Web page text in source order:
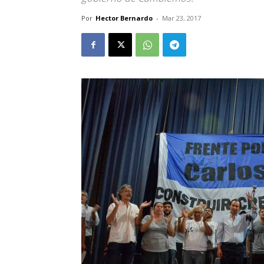
Por Hector Bernardo - Mar 23, 2017